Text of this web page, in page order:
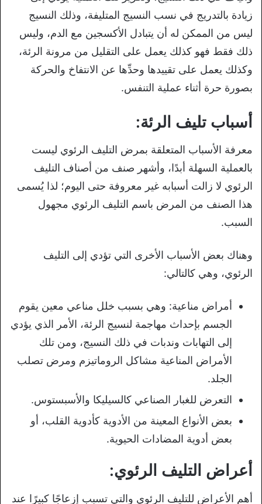
زيادة بالتدريج في نسب النسيج المتليفة، وذلك النسيج
ليس من الممكن له أن يتبادل الأكسجين مع الدم، وليس
ذلك فقط فهو كذلك يعمل على التقليل من مرونة الرئة،
وكذلك يعمل على تقييدها وحدِّها عن الانتفاخ والحركة
بصورة حرة أثناء عملية التنفس.
أسباب تليف الرئة:
معرفة الأسباب المتعلقة بمرض التليف الرئوي ليست
بالعملية السهلة أبدًا، وأشهر صنف من أصناف التليف
الرئوي لا زالت أسبابه غير معروفة حتى اليوم؛ لذا يُسمى
هذا الصنف من المرض باسم التليف الرئوي مجهول
السبب.
وهناك بعض الأسباب الأخرى التي تؤدي إلى التليف
الرئوي، وهي كالتالي:
أمراض مناعية: وهي بسبب خلل مناعي معين يقوم
الجسم بإحداث مهاجمة لنسيج الرئة، الأمر الذي يؤدي
إلى التهابات وندبات في ذلك النسيج، ومن تلك
الأمراض المناعية مشاكل الروماتيزم ومرض تصلب
الجلد.
التعرض للغبار الصناعي كالسيليكا والأسبستوس.
بعض الأنواع المعينة من الأدوية كأدوية القلب، أو
بعض أدوية المضادات الحيوية.
أعراض التليف الرئوي:
أهم الأعراض للتليف الرئوي والتي تسبب إزعاجًا كبيرًا عند